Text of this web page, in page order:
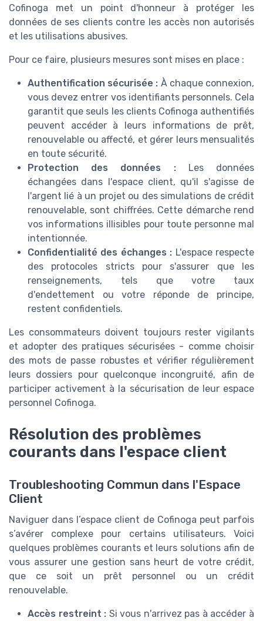
Cofinoga met un point d'honneur à protéger les
données de ses clients contre les accès non autorisés
et les utilisations abusives.
Pour ce faire, plusieurs mesures sont mises en place :
Authentification sécurisée : À chaque connexion,
vous devez entrer vos identifiants personnels. Cela
garantit que seuls les clients Cofinoga authentifiés
peuvent accéder à leurs informations de prêt,
renouvelable ou affecté, et gérer leurs mensualités
en toute sécurité.
Protection des données :Les données
échangées dans l'espace client, qu'il s'agisse de
l'argent lié à un projet ou des simulations de crédit
renouvelable, sont chiffrées. Cette démarche rend
vos informations illisibles pour toute personne mal
intentionnée.
Confidentialité des échanges : L'espace respecte
des protocoles stricts pour s'assurer que les
renseignements, tels que votre taux
d'endettement ou votre réponde de principe,
restent confidentiels.
Les consommateurs doivent toujours rester vigilants
et adopter des pratiques sécurisées - comme choisir
des mots de passe robustes et vérifier régulièrement
leurs dossiers pour quelconque incongruité, afin de
participer activement à la sécurisation de leur espace
personnel Cofinoga.
Résolution des problèmes
courants dans l'espace client
Troubleshooting Commun dans l'Espace
Client
Naviguer dans l’espace client de Cofinoga peut parfois
s’avérer complexe pour certains utilisateurs. Voici
quelques problèmes courants et leurs solutions afin de
vous assurer une gestion sans heurt de votre crédit,
que ce soit un prêt personnel ou un crédit
renouvelable.
Accès restreint : Si vous n'arrivez pas à accéder à